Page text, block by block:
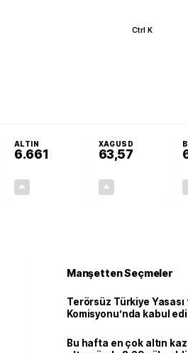
Ctrl K
ALTIN
6.661
XAGUSD
63,57
Manşetten Seçmeler
Terörsüz Türkiye
Komisyonu’nda kabul
Bu hafta en çok altın